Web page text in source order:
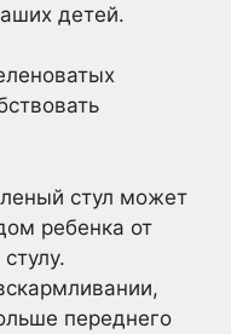
детей.
стул может
ребенка от
переднего